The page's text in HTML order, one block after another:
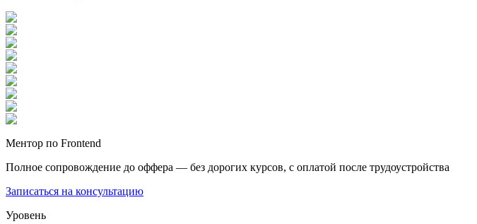
Ментор по Frontend
Полное сопровождение до оффера — без дорогих курсов, с оплатой после трудоустройства
Записаться на консультацию
Уровень